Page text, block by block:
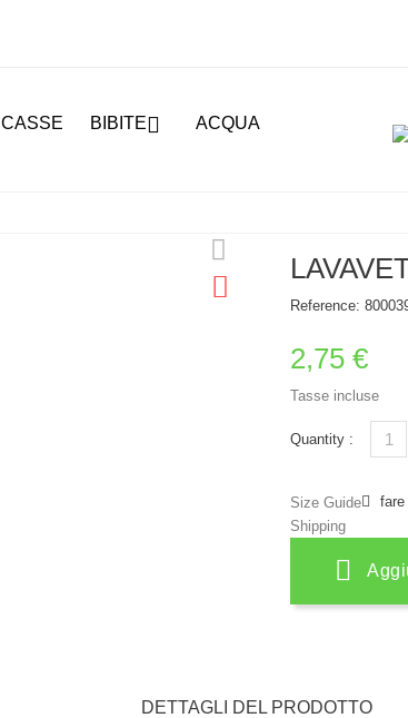
CASSE BIBITE ACQUA
Reference:
2,75 €
Tasse incluse
Quantity :
Size Guide
Shipping
fare
DETTAGLI DEL PRODOTTO